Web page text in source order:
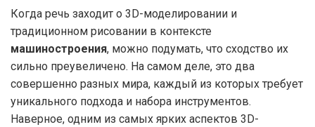
Когда речь заходит о 3D-моделировании и
традиционном рисовании в контексте
машиностроения, можно подумать, что сходство их
сильно преувеличено. На самом деле, это два
совершенно разных мира, каждый из которых требует
уникального подхода и набора инструментов.
Наверное, одним из самых ярких аспектов 3D-